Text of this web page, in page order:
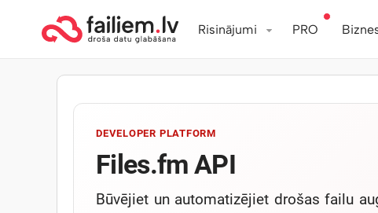
Risinājumi PRO
DEVELOPER PLATFORM
Files.fm API
Būvējiet un automatizējiet drošas failu